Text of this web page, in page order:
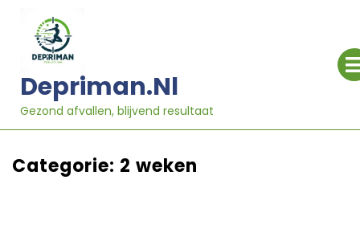
inhoud
Depriman.nl
Gezond afvallen, blijvend resultaat
Categorie: 2 weken